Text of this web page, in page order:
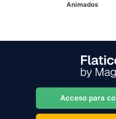
Animados
Acceso para